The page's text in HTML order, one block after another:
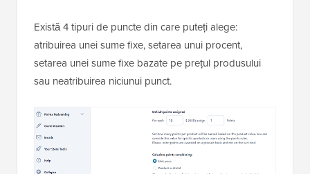
Există 4 tipuri de puncte din care puteți alege:
atribuirea unei sume fixe, setarea unui procent,
setarea unei sume fixe bazate pe prețul produsului
sau neatribuirea niciunui punct.